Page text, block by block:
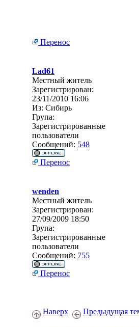
Перенос
Lad61
Местный житель
Зарегистрирован:
23/11/2010 16:06
Из: Сибирь
Група:
Зарегистрированные
пользователи
Сообщений: 548
Перенос
wenden
Местный житель
Зарегистрирован:
27/09/2009 18:50
Група:
Зарегистрированные
пользователи
Сообщений: 755
Перенос
Наверх Предыдущая